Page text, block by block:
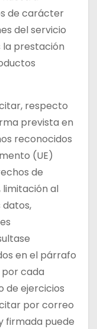
de carácter
del servicio
la prestación
respecto
prevista en
reconocidos
(UE)
de
limitación al
en el párrafo
cada
de ejercicios
por correo
firmada puede